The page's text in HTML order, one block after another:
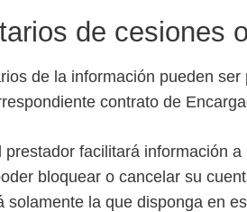
de cesiones
de la información pueden
contrato de
prestador facilitará información
bloquear o cancelar su
solamente la que disponga en